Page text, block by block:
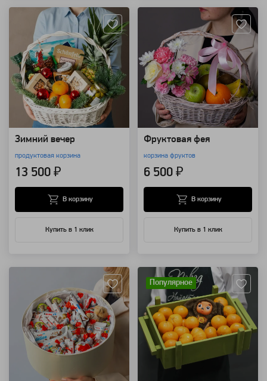
Зимний вечер
продуктовая корзина
13 500 ₽
Купить в 1 клик
В корзину
Фруктовая фея
корзина фруктов
6 500 ₽
Купить в 1 клик
В корзину
Популярное